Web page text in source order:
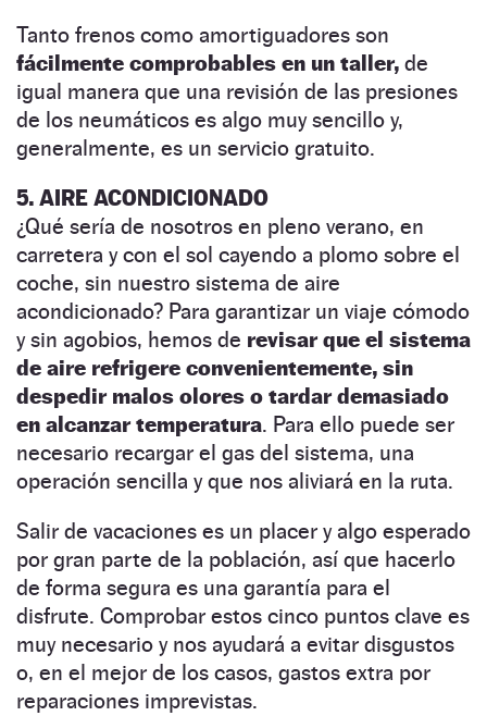
Tanto frenos como amortiguadores son
fácilmente comprobables en un taller, de
igual manera que una revisión de las presiones
de los neumáticos es algo muy sencillo y,
generalmente, es un servicio gratuito.
5. AIRE ACONDICIONADO
¿Qué sería de nosotros en pleno verano, en
carretera y con el sol cayendo a plomo sobre el
coche, sin nuestro sistema de aire
acondicionado? Para garantizar un viaje cómodo
y sin agobios, hemos de revisar que el sistema
de aire refrigere convenientemente, sin
despedir malos olores o tardar demasiado
en alcanzar temperatura. Para ello puede ser
necesario recargar el gas del sistema, una
operación sencilla y que nos aliviará en la ruta.
Salir de vacaciones es un placer y algo esperado
por gran parte de la población, así que hacerlo
de forma segura es una garantía para el
disfrute. Comprobar estos cinco puntos clave es
muy necesario y nos ayudará a evitar disgustos
o, en el mejor de los casos, gastos extra por
reparaciones imprevistas.